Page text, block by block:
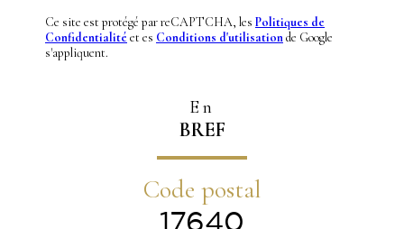
Ce site est protégé par reCAPTCHA, les Politiques de
Confidentialité et es Conditions d'utilisationde Google
s'appliquent.
En
BREF
Code postal
17640